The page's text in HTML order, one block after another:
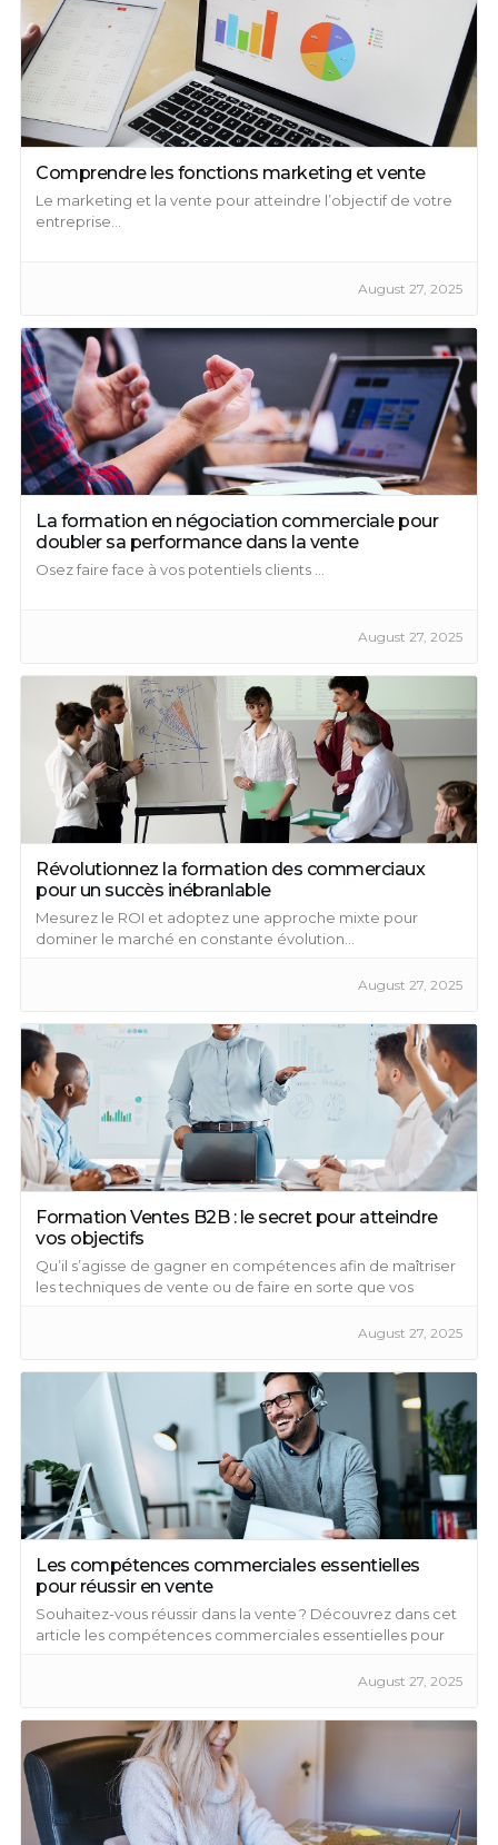
Comprendre les fonctions marketing et vente
Le marketing et la vente pour atteindre l’objectif de votre
entreprise...
August 27, 2025
La formation en négociation commerciale pour
doubler sa performance dans la vente
Osez faire face à vos potentiels clients ...
August 27, 2025
Révolutionnez la formation des commerciaux
pour un succès inébranlable
Mesurez le ROI et adoptez une approche mixte pour
dominer le marché en constante évolution...
August 27, 2025
Formation Ventes B2B : le secret pour atteindre
vos objectifs
Qu’il s’agisse de gagner en compétences afin de maîtriser
les techniques de vente ou de faire en sorte que vos
August 27, 2025
Les compétences commerciales essentielles
pour réussir en vente
Souhaitez-vous réussir dans la vente ? Découvrez dans cet
article les compétences commerciales essentielles pour
August 27, 2025